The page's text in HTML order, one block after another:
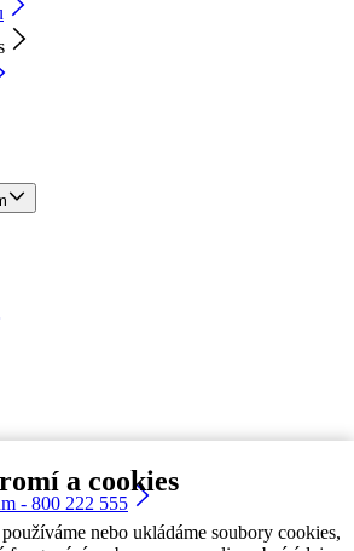
a cookies
nebo ukládáme soubory cookies,
- 800 222 555